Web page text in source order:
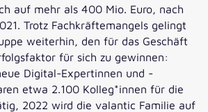
auf mehr als 400 Mio. Euro, nach
Trotz Fachkräftemangels gelingt
weiterhin, den für das Geschäft
für sich zu gewinnen:
Digital-Expertinnen und -
etwa 2.100 Kolleg*innen für die
2022 wird die valantic Familie auf